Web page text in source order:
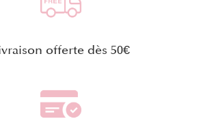
offerte dès 50€